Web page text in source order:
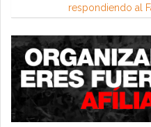
respondiendo al